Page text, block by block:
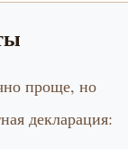
проще, но
декларация: